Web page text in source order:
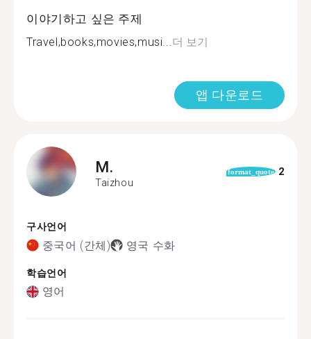
이야기하고 싶은 주제
Travel,books,movies,musi...더 보기
앱 다운로드
M.
Taizhou
format_quote 2
구사언어
중국어 (간체) 영국 수화
학습언어
영어